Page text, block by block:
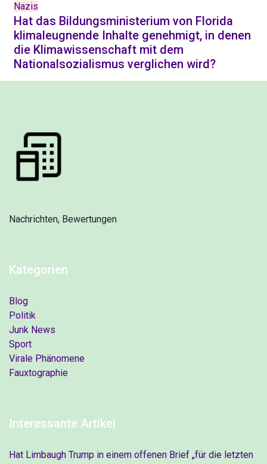
Nazis
Hat das Bildungsministerium von Florida
klimaleugnende Inhalte genehmigt, in denen
die Klimawissenschaft mit dem
Nationalsozialismus verglichen wird?
Nachrichten, Bewertungen
Kategorien
Blog
Politik
Junk News
Sport
Virale Phänomene
Fauxtographie
Interessante Artikel
Hat Limbaugh Trump in einem offenen Brief „für die letzten